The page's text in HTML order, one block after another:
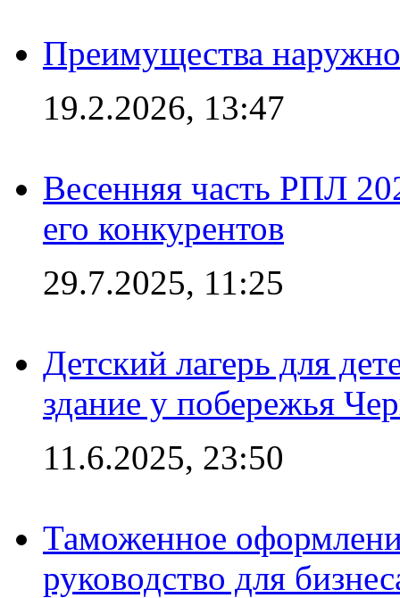
Преимущества
19.2.2026, 13:47
Весенняя часть РПЛ
его конкурентов
29.7.2025, 11:25
Детский лагерь для
здание у побережья
11.6.2025, 23:50
Таможенное
руководство для